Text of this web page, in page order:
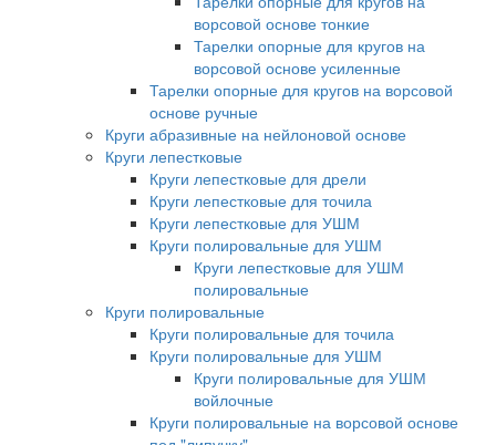
ворсовой основе тонкие
Тарелки опорные для кругов на
ворсовой основе усиленные
Тарелки опорные для кругов на ворсовой
основе ручные
Круги абразивные на нейлоновой основе
Круги лепестковые
Круги лепестковые для дрели
Круги лепестковые для точила
Круги лепестковые для УШМ
Круги полировальные для УШМ
Круги лепестковые для УШМ
полировальные
Круги полировальные
Круги полировальные для точила
Круги полировальные для УШМ
Круги полировальные для УШМ
войлочные
Круги полировальные на ворсовой основе